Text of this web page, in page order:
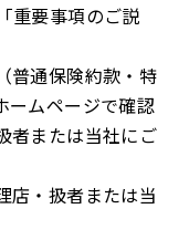
重要事項のご説
普通保険約款・特
ームページで確認
者または当社にご
店・扱者または当